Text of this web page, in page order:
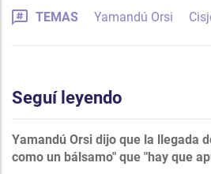
TEMAS Yamandú Orsi
Seguí leyendo
Yamandú Orsi dijo que la llegada
como un bálsamo" que "hay que